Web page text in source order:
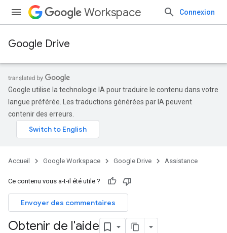
Workspace Connexion
Google Drive
Google utilise la technologie IA pour traduire le contenu dans votre
langue préférée. Les traductions générées par IA peuvent
contenir des erreurs.
Accueil Google Workspace Google Drive Assistance
Ce contenu vous a-t-il été utile ?
Envoyer des commentaires
Obtenir de l'aide